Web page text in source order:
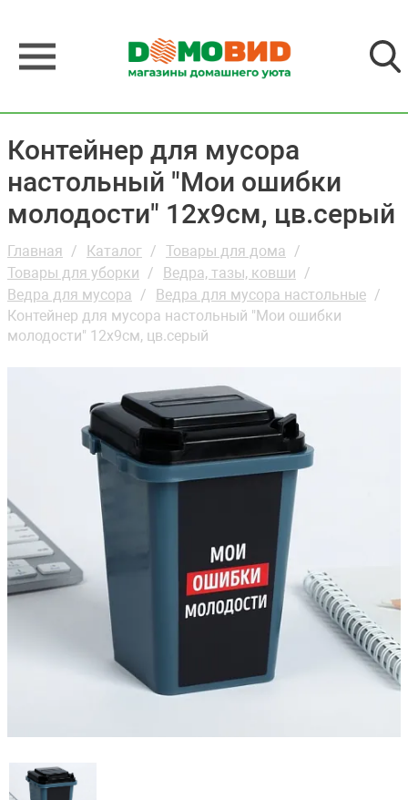
Контейнер для мусора
настольный "Мои ошибки
молодости" 12х9см, цв.серый
Главная Каталог
Товары для дома
Товары для уборки
Ведра, тазы, ковши
Ведра для мусора
Ведра для мусора настольные
Контейнер для мусора настольный "Мои ошибки
молодости" 12х9см, цв.серый